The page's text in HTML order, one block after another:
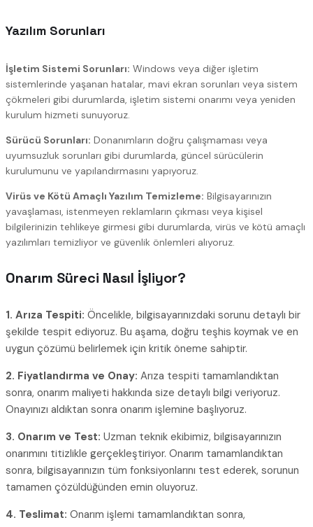
Yazılım Sorunları
İşletim Sistemi Sorunları: Windows veya diğer işletim
sistemlerinde yaşanan hatalar, mavi ekran sorunları veya sistem
çökmeleri gibi durumlarda, işletim sistemi onarımı veya yeniden
kurulum hizmeti sunuyoruz.
Sürücü Sorunları: Donanımların doğru çalışmaması veya
uyumsuzluk sorunları gibi durumlarda, güncel sürücülerin
kurulumunu ve yapılandırmasını yapıyoruz.
Virüs ve Kötü Amaçlı Yazılım Temizleme: Bilgisayarınızın
yavaşlaması, istenmeyen reklamların çıkması veya kişisel
bilgilerinizin tehlikeye girmesi gibi durumlarda, virüs ve kötü amaçlı
yazılımları temizliyor ve güvenlik önlemleri alıyoruz.
Onarım Süreci Nasıl İşliyor?
1. Arıza Tespiti: Öncelikle, bilgisayarınızdaki sorunu detaylı bir
şekilde tespit ediyoruz. Bu aşama, doğru teşhis koymak ve en
uygun çözümü belirlemek için kritik öneme sahiptir.
2. Fiyatlandırma ve Onay: Arıza tespiti tamamlandıktan
sonra, onarım maliyeti hakkında size detaylı bilgi veriyoruz.
Onayınızı aldıktan sonra onarım işlemine başlıyoruz.
3. Onarım ve Test: Uzman teknik ekibimiz, bilgisayarınızın
onarımını titizlikle gerçekleştiriyor. Onarım tamamlandıktan
sonra, bilgisayarınızın tüm fonksiyonlarını test ederek, sorunun
tamamen çözüldüğünden emin oluyoruz.
4. Teslimat: Onarım işlemi tamamlandıktan sonra,